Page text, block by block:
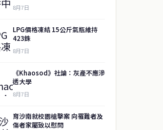
8月7日
LPG價格凍結 15公斤氣瓶維持
423銖
8月7日
《Khaosod》社論：灰產不應滲
透大學
8月7日
育沙南就校園槍擊案 向罹難者及
傷者家屬致以慰問